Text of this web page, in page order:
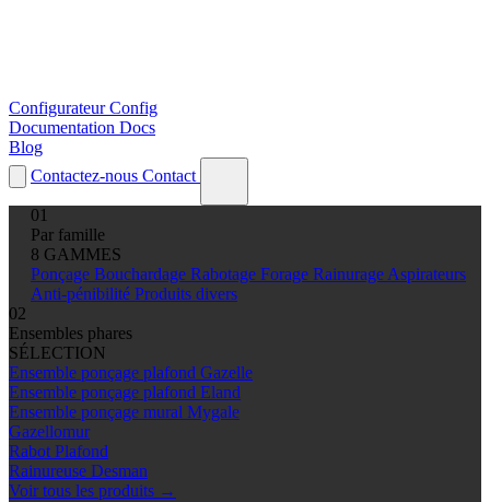
Configurateur Config
Documentation Docs
Blog
Contactez-nous Contact
01
Par famille
8 GAMMES
Ponçage Bouchardage Rabotage Forage Rainurage Aspirateurs
Anti-pénibilité Produits divers
02
Ensembles phares
SÉLECTION
Ensemble ponçage plafond Gazelle
Ensemble ponçage plafond Eland
Ensemble ponçage mural Mygale
Gazellomur
Rabot Plafond
Rainureuse Desman
Voir tous les produits →